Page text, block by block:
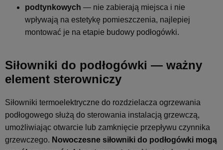
podtynkowych — nie zabierają miejsca i nie
wpływają na estetykę pomieszczenia, najlepiej
montować je na etapie budowy podłogówki.
Siłowniki do podłogówki — ważny
element sterowniczy
Siłowniki termoelektryczne do rozdzielacza ogrzewania
podłogowego służą do sterowania instalacją grzewczą,
umożliwiając otwarcie lub zamknięcie przepływu czynnika
grzewczego. Nowoczesne siłowniki do podłogówki mogą